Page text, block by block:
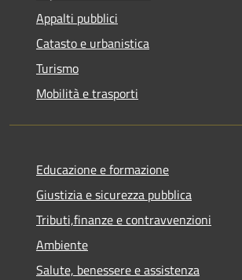
Appalti pubblici
Catasto e urbanistica
Turismo
Mobilità e trasporti
Educazione e formazione
Giustizia e sicurezza pubblica
Tributi,finanze e contravvenzioni
Ambiente
Salute, benessere e assistenza